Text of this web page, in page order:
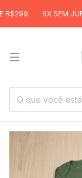
6X SEM JUROS